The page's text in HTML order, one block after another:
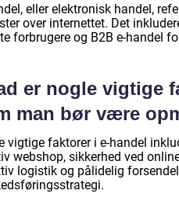
eller elektronisk handel,
over internettet. Det
forbrugere og B2B e-handel
er nogle vigtige
man bør være
vigtige faktorer i e-handel
webshop, sikkerhed ved
logistik og pålidelig